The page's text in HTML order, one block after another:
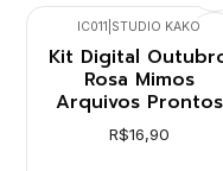
IC011 STUDIO KAKO
Kit Digital
Rosa Mimos
Arquivos Prontos
R$16,90